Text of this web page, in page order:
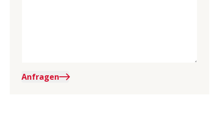
Anfragen